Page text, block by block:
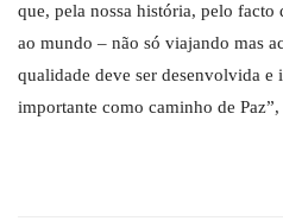
que, pela nossa história, pelo
ao mundo – não só viajando mas
qualidade deve ser desenvolvida e
importante como caminho de Paz”,